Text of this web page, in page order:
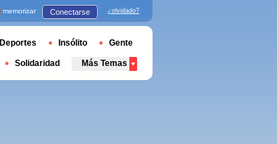
memorizar Conectarse ¿olvidado?
Deportes Insólito Gente
Solidaridad Más Temas